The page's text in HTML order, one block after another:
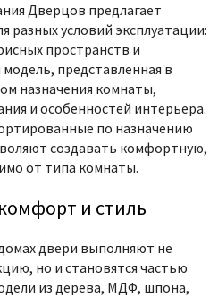
Дверцов предлагает
разных условий эксплуатации:
пространств и
представленная в
назначения комнаты,
и особенностей интерьера.
по назначению
создавать комфортную,
от типа комнаты.
и стиль
двери выполняют не
но и становятся частью
из дерева, МДФ, шпона,